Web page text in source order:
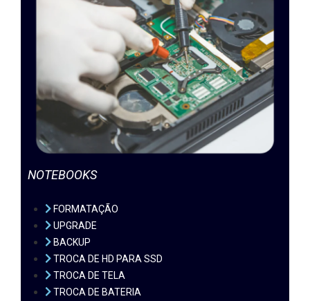
NOTEBOOKS
FORMATAÇÃO
UPGRADE
BACKUP
TROCA DE HD PARA SSD
TROCA DE TELA
TROCA DE BATERIA